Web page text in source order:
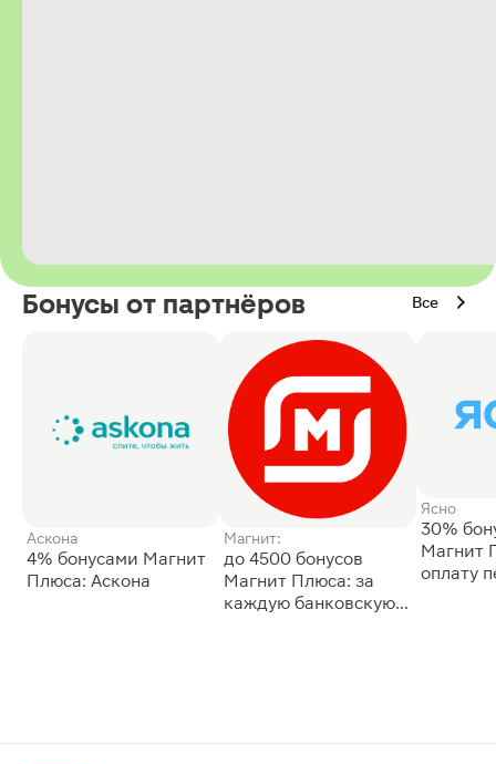
Бонусы от партнёров Все
Аскона
4% бонусами Магнит
Плюса: Аскона
Магнит:
до 4500 бонусов
Магнит Плюса: за
каждую банковскую
Ясно
30%
Магнит
оплату